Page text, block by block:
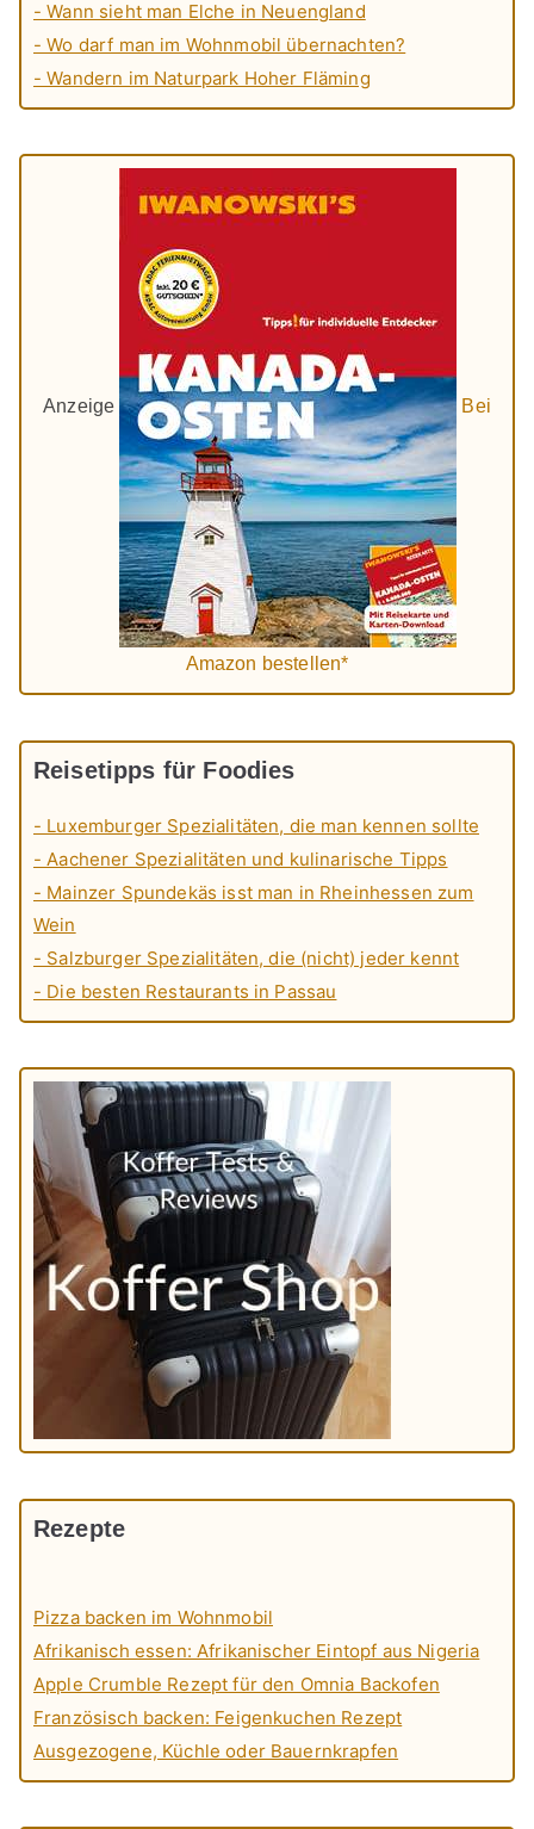
- Wann sieht man Elche in Neuengland
- Wo darf man im Wohnmobil übernachten?
- Wandern im Naturpark Hoher Fläming
Anzeige Bei
Amazon bestellen*
Reisetipps für Foodies
- Luxemburger Spezialitäten, die man kennen sollte
- Aachener Spezialitäten und kulinarische Tipps
- Mainzer Spundekäs isst man in Rheinhessen zum
Wein
- Salzburger Spezialitäten, die (nicht) jeder kennt
- Die besten Restaurants in Passau
Rezepte
Pizza backen im Wohnmobil
Afrikanisch essen: Afrikanischer Eintopf aus Nigeria
Apple Crumble Rezept für den Omnia Backofen
Französisch backen: Feigenkuchen Rezept
Ausgezogene, Küchle oder Bauernkrapfen